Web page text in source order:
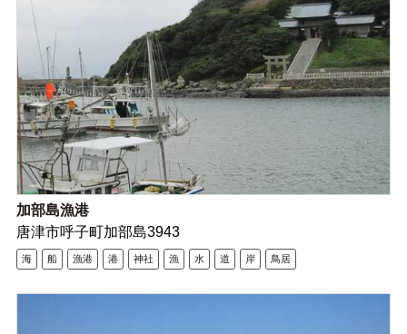
加部島漁港
唐津市呼子町加部島3943
海 船 漁港 港 神社 漁 水 道 岸 鳥居